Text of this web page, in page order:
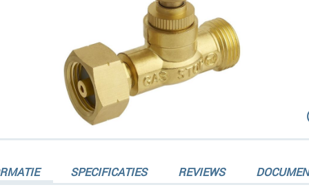
SPECIFICATIES REVIEWS